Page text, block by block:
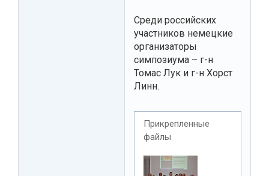
Среди российских
участников немецкие
организаторы
симпозиума – г-н
Томас Лук и г-н Хорст
Линн.
Прикрепленные
файлы